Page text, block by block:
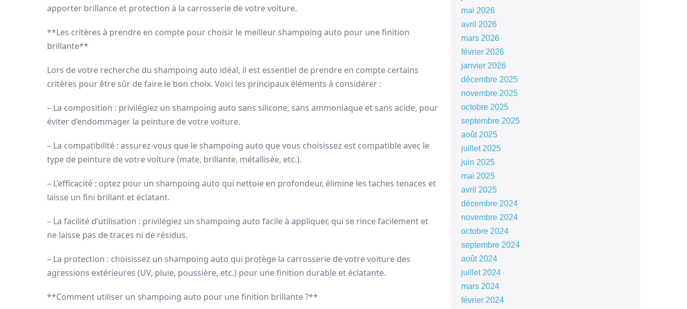
apporter brillance et protection à la carrosserie de votre voiture.
**Les critères à prendre en compte pour choisir le meilleur shampoing auto pour une finition
brillante**
Lors de votre recherche du shampoing auto idéal, il est essentiel de prendre en compte certains
critères pour être sûr de faire le bon choix. Voici les principaux éléments à considérer :
– La composition : privilégiez un shampoing auto sans silicone, sans ammoniaque et sans acide, pour
éviter d’endommager la peinture de votre voiture.
– La compatibilité : assurez-vous que le shampoing auto que vous choisissez est compatible avec le
type de peinture de votre voiture (mate, brillante, métallisée, etc.).
– L’efficacité : optez pour un shampoing auto qui nettoie en profondeur, élimine les taches tenaces et
laisse un fini brillant et éclatant.
– La facilité d’utilisation : privilégiez un shampoing auto facile à appliquer, qui se rince facilement et
ne laisse pas de traces ni de résidus.
– La protection : choisissez un shampoing auto qui protège la carrosserie de votre voiture des
agressions extérieures (UV, pluie, poussière, etc.) pour une finition durable et éclatante.
**Comment utiliser un shampoing auto pour une finition brillante ?**
mai 2026
avril 2026
mars 2026
février 2026
janvier 2026
décembre 2025
novembre 2025
octobre 2025
septembre 2025
août 2025
juillet 2025
juin 2025
mai 2025
avril 2025
décembre 2024
novembre 2024
octobre 2024
septembre 2024
août 2024
juillet 2024
mars 2024
février 2024